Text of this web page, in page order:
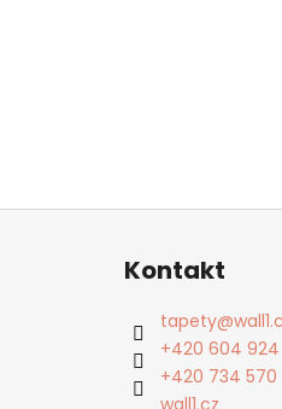
Z
Kontakt
tapety@
+420 604
+420 734 570
wall1.cz